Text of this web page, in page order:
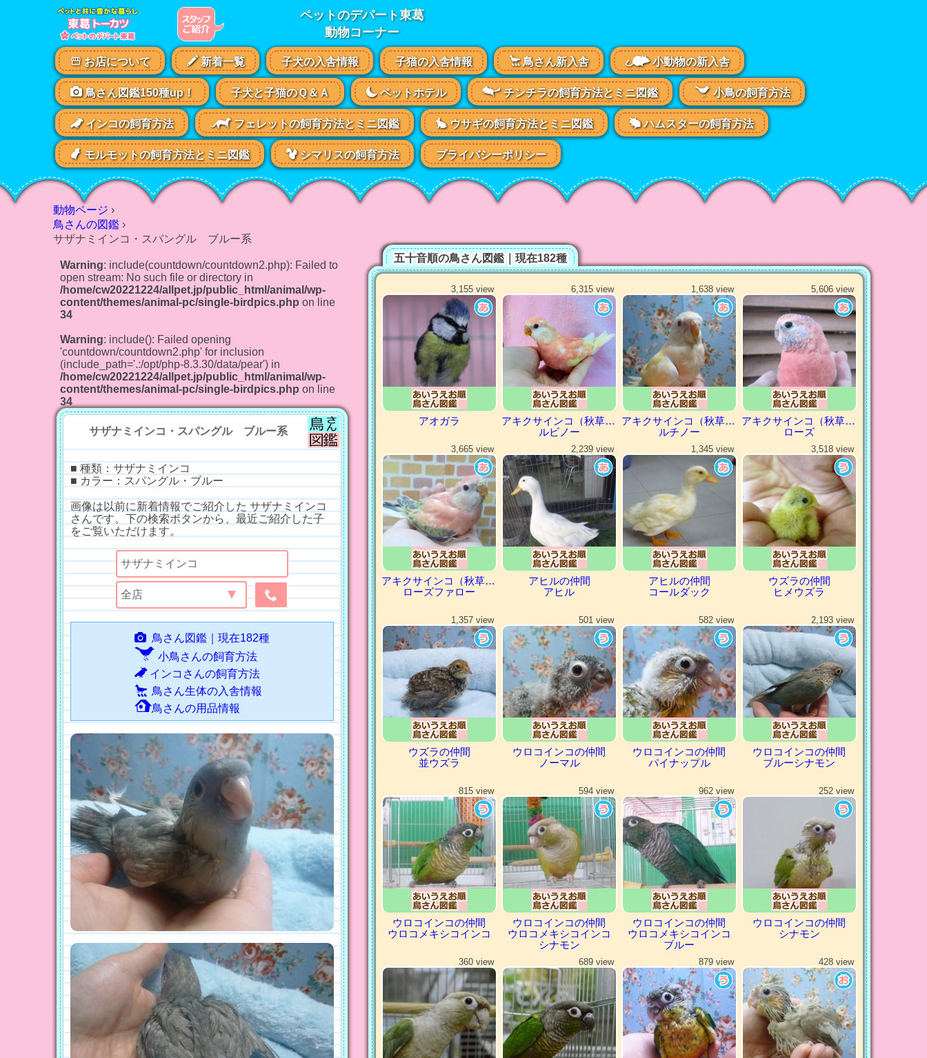
ペットのデパート東葛
動物コーナー
お店について 新着一覧 子犬の入舎情報 子猫の入舎情報 鳥さん新入舎 小動物の新入舎
鳥さん図鑑150種up！ 子犬と子猫のＱ＆Ａ ペットホテル チンチラの飼育方法とミニ図鑑 小鳥の飼育方法
インコの飼育方法 フェレットの飼育方法とミニ図鑑 ウサギの飼育方法とミニ図鑑 ハムスターの飼育方法
モルモットの飼育方法とミニ図鑑 シマリスの飼育方法 プライバシーポリシー
動物ページ ›
鳥さんの図鑑 ›
サザナミインコ・スパングル ブルー系
Warning: include(countdown/countdown2.php): Failed to
open stream: No such file or directory in
/home/cw20221224/allpet.jp/public_html/animal/wp-
content/themes/animal-pc/single-birdpics.php on line
34
Warning: include(): Failed opening
'countdown/countdown2.php' for inclusion
(include_path='.:/opt/php-8.3.30/data/pear') in
/home/cw20221224/allpet.jp/public_html/animal/wp-
content/themes/animal-pc/single-birdpics.php on line
34
サザナミインコ・スパングル ブルー系
■ 種類：サザナミインコ
■ カラー：スパングル・ブルー
画像は以前に新着情報でご紹介した サザナミインコ
さんです。下の検索ボタンから、最近ご紹介した子
をご覧いただけます。
鳥さん図鑑｜現在182種
小鳥さんの飼育方法
インコさんの飼育方法
鳥さん生体の入舎情報
鳥さんの用品情報
五十音順の鳥さん図鑑｜現在182種
3,155 view
アオガラ
6,315 view
アキクサインコ（秋草インコ）
ルビノー
1,638 view
アキクサインコ（秋草インコ）
ルチノー
5,606 view
アキクサインコ（秋草インコ）
ローズ
3,665 view
アキクサインコ（秋草インコ）
ローズファロー
2,239 view
アヒルの仲間
アヒル
1,345 view
アヒルの仲間
コールダック
3,518 view
ウズラの仲間
ヒメウズラ
1,357 view
ウズラの仲間
並ウズラ
501 view
ウロコインコの仲間
ノーマル
582 view
ウロコインコの仲間
パイナップル
2,193 view
ウロコインコの仲間
ブルーシナモン
815 view
ウロコインコの仲間
ウロコメキシコインコ
594 view
ウロコインコの仲間
ウロコメキシコインコ
シナモン
962 view
ウロコインコの仲間
ウロコメキシコインコ
ブルー
252 view
ウロコインコの仲間
シナモン
360 view 689 view 879 view 428 view